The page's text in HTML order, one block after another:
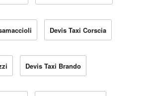
Devis Taxi Corscia
Devis Taxi Brando